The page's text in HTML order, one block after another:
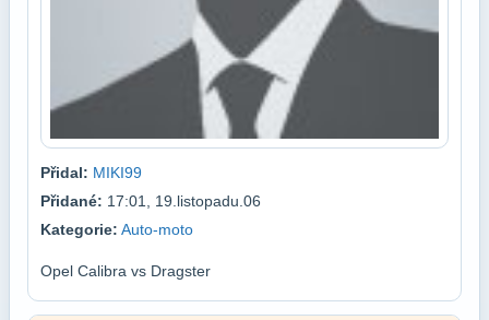
Přidal: MIKI99
Přidané: 17:01, 19.listopadu.06
Kategorie: Auto-moto
Opel Calibra vs Dragster